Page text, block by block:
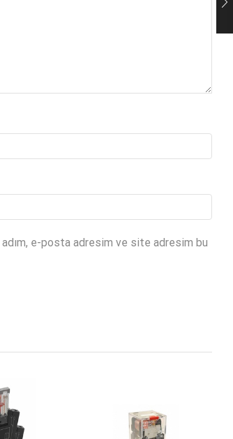
adım, e-posta adresim ve site adresim bu